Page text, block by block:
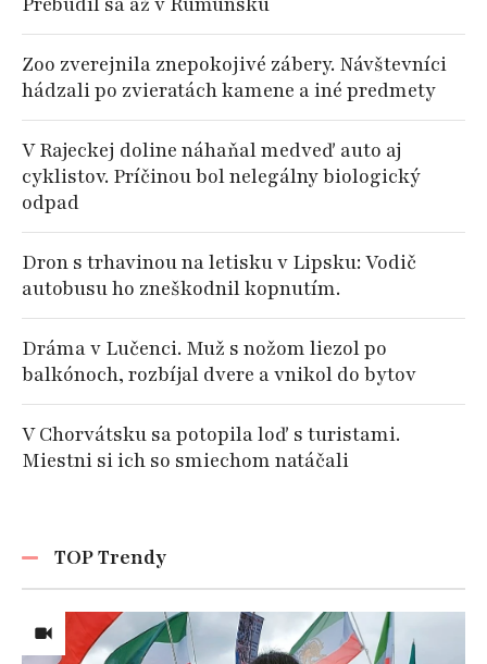
Zoo zverejnila znepokojivé zábery. Návštevníci
hádzali po zvieratách kamene a iné predmety
V Rajeckej doline náhaňal medveď auto aj
cyklistov. Príčinou bol nelegálny biologický
odpad
Dron s trhavinou na letisku v Lipsku: Vodič
autobusu ho zneškodnil kopnutím.
Dráma v Lučenci. Muž s nožom liezol po
balkónoch, rozbíjal dvere a vnikol do bytov
V Chorvátsku sa potopila loď s turistami.
Miestni si ich so smiechom natáčali
TOP Trendy